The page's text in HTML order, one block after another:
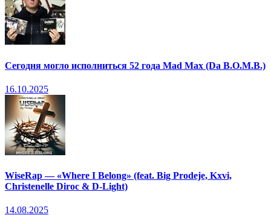
Сегодня могло исполниться 52 года Mad Max (Da B.O.M.B.)
16.10.2025
WiseRap — «Where I Belong» (feat. Big Prodeje, Kxvi,
Christenelle Diroc & D-Light)
14.08.2025